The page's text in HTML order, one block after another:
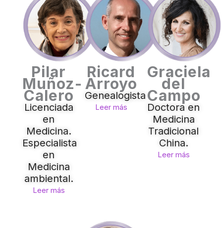
Pilar
Muñoz-
Calero
Licenciada
en
Medicina.
Especialista
en
Medicina
ambiental.
Leer más
Ricard
Arroyo
Genealogista
Leer más
Graciela
del
Campo
Doctora en
Medicina
Tradicional
China.
Leer más